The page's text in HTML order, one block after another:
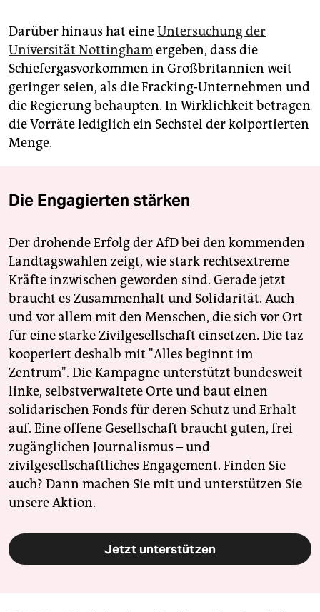
Darüber hinaus hat eineUntersuchung der
Universität Nottinghamergeben, dass die
Schiefergasvorkommen in Großbritannien weit
geringer seien, als die Fracking-Unternehmen und
die Regierung behaupten. In Wirklichkeit betragen
die Vorräte lediglich ein Sechstel der kolportierten
Menge.
Die Engagierten stärken
Der drohende Erfolg der AfD bei den kommenden
Landtagswahlen zeigt, wie stark rechtsextreme
Kräfte inzwischen geworden sind. Gerade jetzt
braucht es Zusammenhalt und Solidarität. Auch
und vor allem mit den Menschen, die sich vor Ort
für eine starke Zivilgesellschaft einsetzen. Die taz
kooperiert deshalb mit "Alles beginnt im
Zentrum". Die Kampagne unterstützt bundesweit
linke, selbstverwaltete Orte und baut einen
solidarischen Fonds für deren Schutz und Erhalt
auf. Eine offene Gesellschaft braucht guten, frei
zugänglichen Journalismus – und
zivilgesellschaftliches Engagement. Finden Sie
auch? Dann machen Sie mit und unterstützen Sie
unsere Aktion.
Jetzt unterstützen